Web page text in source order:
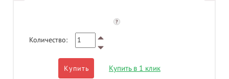
?
Количество:
Купить Купить в 1 клик